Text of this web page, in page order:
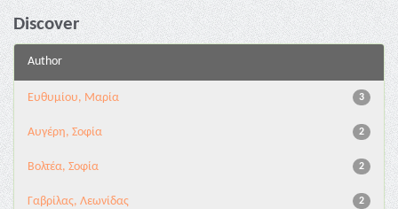
Discover
Author
3
Ευθυμίου, Μαρία
2
Αυγέρη, Σοφία
2
Βολτέα, Σοφία
2
Γαβρίλας, Λεωνίδας